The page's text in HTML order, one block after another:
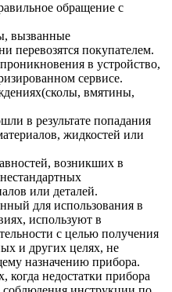
обращение с
вызванные
перевозятся покупателем.
в устройство,
сервисе.
вмятины,
в результате попадания
жидкостей или
возникших в
или деталей.
для использования в
используют в
с целью получения
и других целях, не
назначению прибора.
когда недостатки прибора